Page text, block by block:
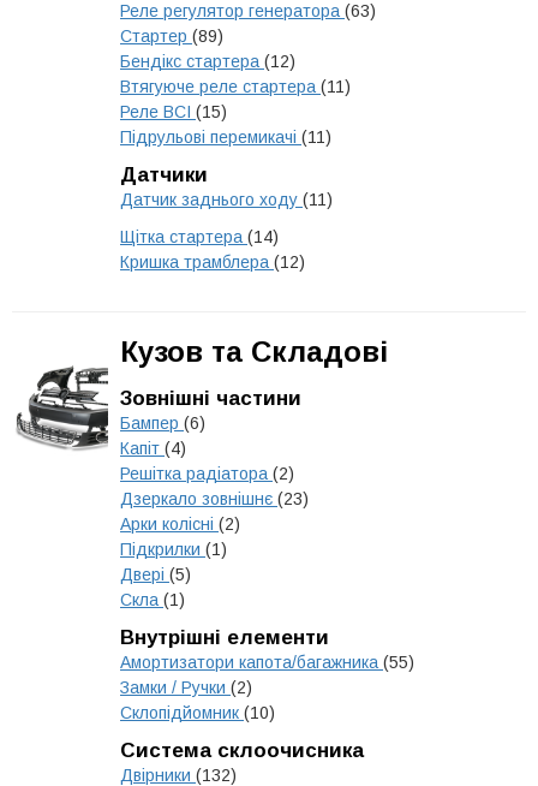
Реле регулятор генератора (63)
Стартер (89)
Бендікс стартера (12)
Втягуюче реле стартера (11)
Реле ВСІ (15)
Підрульові перемикачі (11)
Датчики
Датчик заднього ходу (11)
Щітка стартера (14)
Кришка трамблера (12)
Кузов та Складові
Зовнішні частини
Бампер (6)
Капіт (4)
Решітка радіатора (2)
Дзеркало зовнішнє (23)
Арки колісні (2)
Підкрилки (1)
Двері (5)
Скла (1)
Внутрішні елементи
Амортизатори капота/багажника (55)
Замки / Ручки (2)
Склопідйомник (10)
Система склоочисника
Двірники (132)